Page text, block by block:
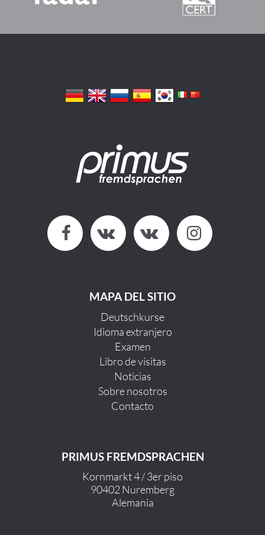
MAPA DEL SITIO
Deutschkurse
Idioma extranjero
Examen
Libro de visitas
Noticias
Sobre nosotros
Contacto
PRIMUS FREMDSPRACHEN
Kornmarkt 4 / 3er piso
90402 Nuremberg
Alemania